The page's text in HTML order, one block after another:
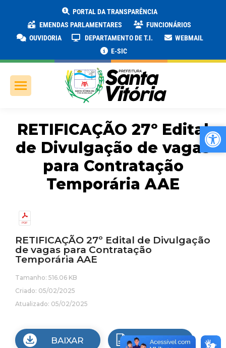
PORTAL DA TRANSPARÊNCIA
EMENDAS PARLAMENTARES
FUNCIONÁRIOS
OUVIDORIA
DEPARTAMENTO DE T.I.
WEBMAIL
E-SIC
RETIFICAÇÃO 27º Edital
de Divulgação de vagas
para Contratação
Temporária AAE
RETIFICAÇÃO 27º Edital de Divulgação
de vagas para Contratação
Temporária AAE
Tamanho: 516.06 KB
Criado: 05/02/2025
Atualizado: 05/02/2025
BAIXAR VISUALIZAR